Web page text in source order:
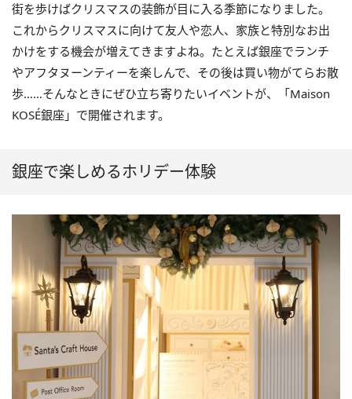
街を歩けばクリスマスの装飾が目に入る季節になりました。
これからクリスマスに向けて友人や恋人、家族と特別なお出
かけをする機会が増えてきますよね。たとえば銀座でランチ
やアフタヌーンティーを楽しんで、その後は買い物がてらお散
歩……そんなときにぜひ立ち寄りたいイベントが、「Maison
KOSÉ銀座」で開催されます。
銀座で楽しめるホリデー体験